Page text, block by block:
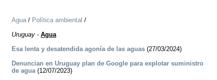
Agua/ Política ambiental /
Uruguay - Agua
Esa lenta y desatendida agonía de las aguas (27/03/2024)
Denuncian en Uruguay plan de Google para explotar suministro
de agua(12/07/2023)